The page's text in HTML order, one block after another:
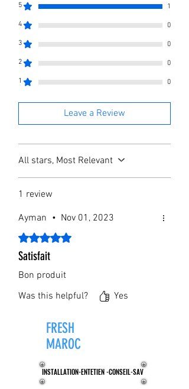
5 1
4 0
3 0
2 0
1 0
Leave a Review
All stars, Most Relevant
1 review
Ayman • Nov 01, 2023
Rated 5 out of 5 stars.
Satisfait
Bon produit
Was this helpful?
Yes
FRESH
MAROC
INSTALLATION-ENTETIEN -CONSEIL-SAV
INSTALLATION-ENTETIEN -CONSEIL-SAV